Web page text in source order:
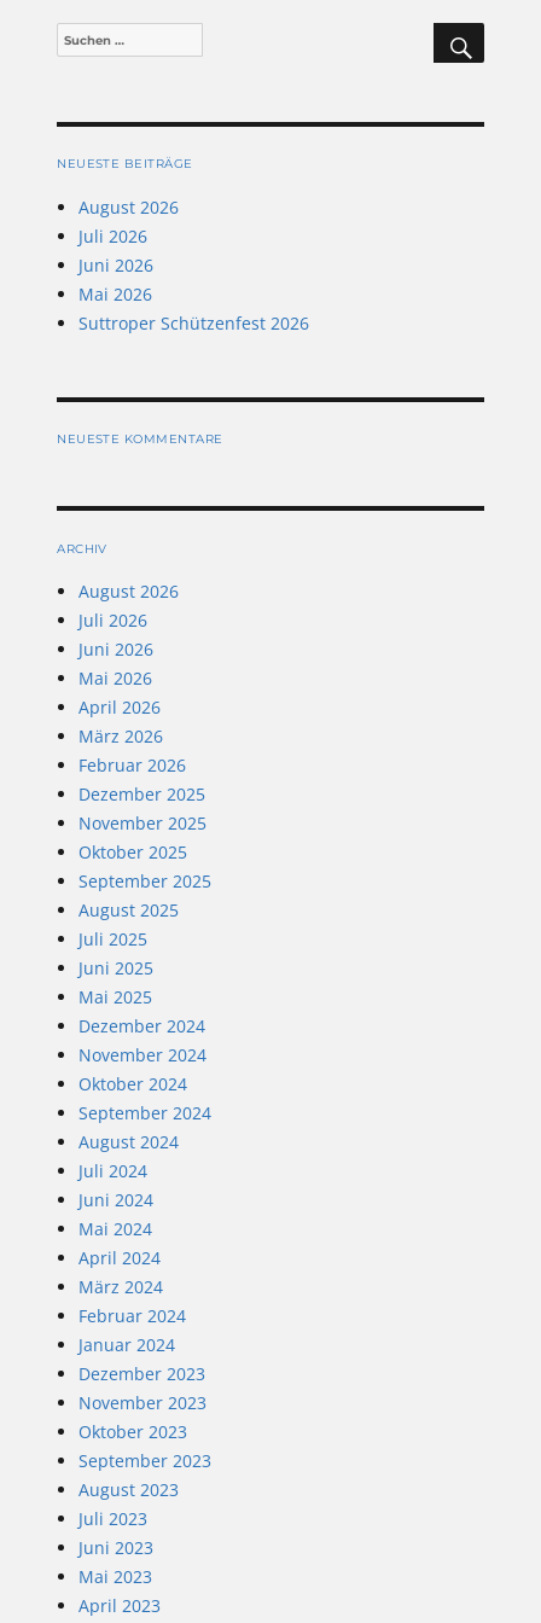
Suchen
SUCHEN
NEUESTE BEITRÄGE
August 2026
Juli 2026
Juni 2026
Mai 2026
Suttroper Schützenfest 2026
NEUESTE KOMMENTARE
ARCHIV
August 2026
Juli 2026
Juni 2026
Mai 2026
April 2026
März 2026
Februar 2026
Dezember 2025
November 2025
Oktober 2025
September 2025
August 2025
Juli 2025
Juni 2025
Mai 2025
Dezember 2024
November 2024
Oktober 2024
September 2024
August 2024
Juli 2024
Juni 2024
Mai 2024
April 2024
März 2024
Februar 2024
Januar 2024
Dezember 2023
November 2023
Oktober 2023
September 2023
August 2023
Juli 2023
Juni 2023
Mai 2023
April 2023